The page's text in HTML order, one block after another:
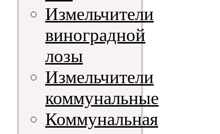
Измельчители
виноградной
лозы
Измельчители
коммунальные
Коммунальная